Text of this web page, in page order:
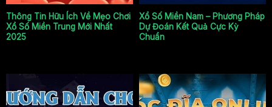
Thông Tin Hữu Ích Về Mẹo Chơi
Xổ Số Miền Trung Mới Nhất
2025
Xổ Số Miền Nam – Phương Pháp
Dự Đoán Kết Quả Cực Kỳ
Chuẩn